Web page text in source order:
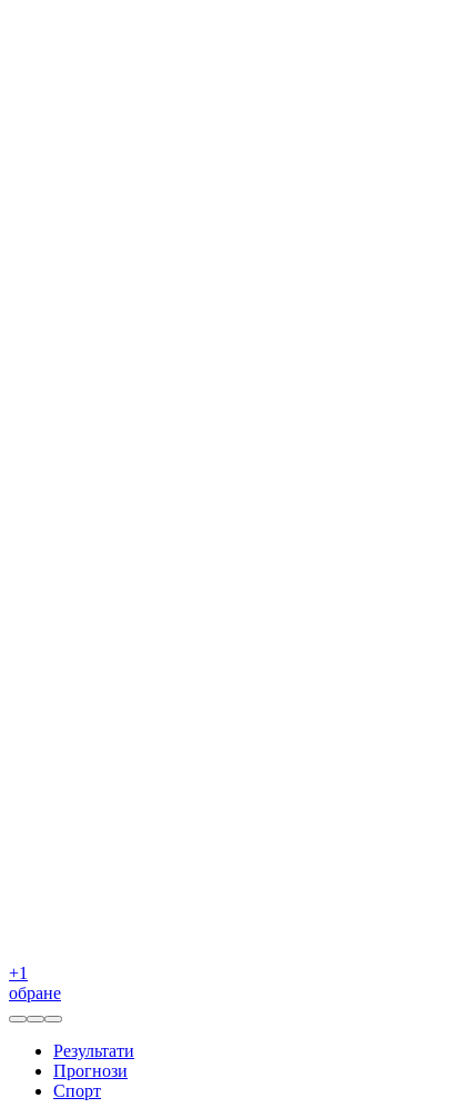
+1
обране
Результати
Прогнози
Спорт